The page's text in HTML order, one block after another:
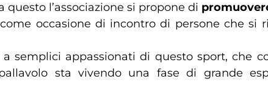
l’associazione si propone di
occasione di incontro di persone che si
semplici appassionati di questo sport, che
sta vivendo una fase di grande